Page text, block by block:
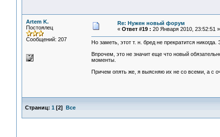
Artem K.
Постоялец
Сообщений: 207
Re: Нужен новый форум
« Ответ #19 : 20 Января 2010, 23:52:51 »
Но заметь, этот т. н. бред не прекратится
Впрочем, это не значит еще что новый
моменты.
Причем опять же, я выясняю их не со всеми, а с
Страниц: 1 [2] Все